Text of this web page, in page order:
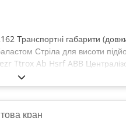
Транспортні габарити
Стріла для висоти
Ttrox Ab Hsrf ABB
розташування в Нюрнберзі.
кран